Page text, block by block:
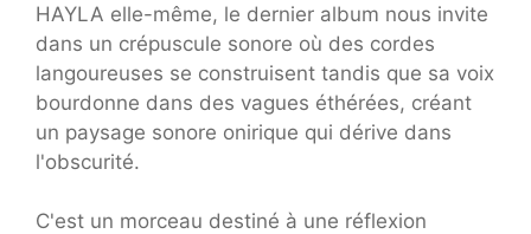
HAYLA elle-même, le dernier album nous invite
dans un crépuscule sonore où des cordes
langoureuses se construisent tandis que sa voix
bourdonne dans des vagues éthérées, créant
un paysage sonore onirique qui dérive dans
l'obscurité.
C'est un morceau destiné à une réflexion